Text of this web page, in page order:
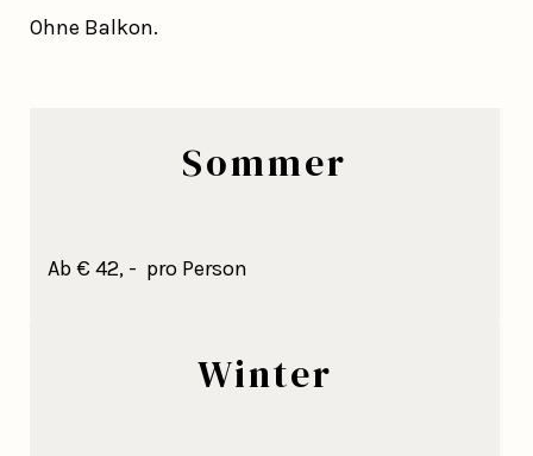
Ohne Balkon.
Sommer
Ab € 42, - pro Person
Winter